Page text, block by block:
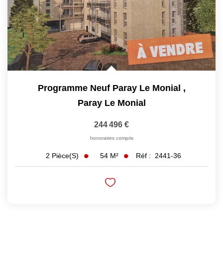
Programme Neuf Paray Le Monial ,
Paray Le Monial
244 496 €
honoraires compris
2 Pièce(s) 54 M² Réf : 2441-36